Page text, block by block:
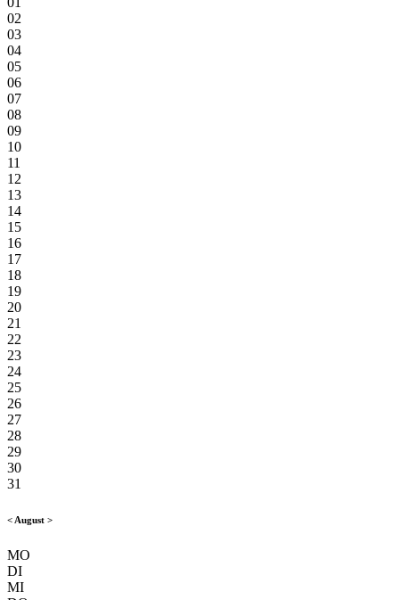
02
03
04
05
06
07
08
09
10
11
12
13
14
15
16
17
18
19
20
21
22
23
24
25
26
27
28
29
30
31
< August >
MO
DI
MI